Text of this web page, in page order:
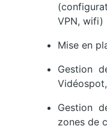
VPN, wifi)
Mise en
Gestion
Gestion
zones de